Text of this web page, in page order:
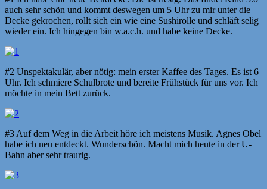
auch sehr schön und kommt deswegen um 5 Uhr zu mir unter die
Decke gekrochen, rollt sich ein wie eine Sushirolle und schläft selig
wieder ein. Ich hingegen bin w.a.c.h. und habe keine Decke.
#2 Unspektakulär, aber nötig: mein erster Kaffee des Tages. Es ist 6
Uhr. Ich schmiere Schulbrote und bereite Frühstück für uns vor. Ich
möchte in mein Bett zurück.
#3 Auf dem Weg in die Arbeit höre ich meistens Musik. Agnes Obel
habe ich neu entdeckt. Wunderschön. Macht mich heute in der U-
Bahn aber sehr traurig.